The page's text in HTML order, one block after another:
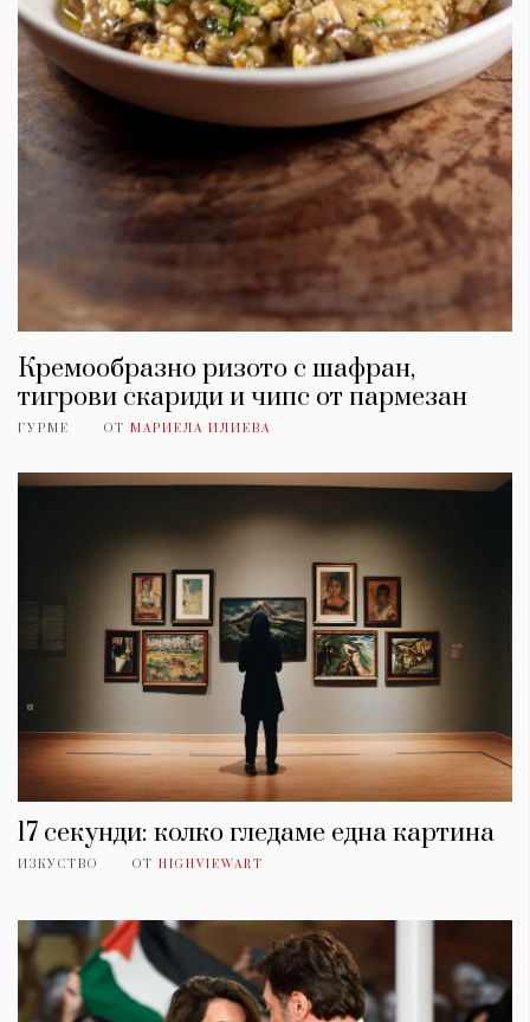
Кремообразно ризото с шафран,
тигрови скариди и чипс от пармезан
ГУРМЕ ОТ МАРИЕЛА ИЛИЕВА
17 секунди: колко гледаме една картина
ИЗКУСТВО ОТ HIGHVIEWART